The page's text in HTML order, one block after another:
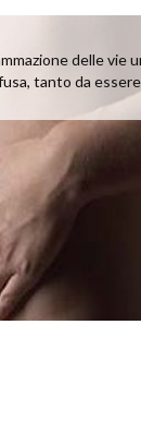
delle vie
tanto da